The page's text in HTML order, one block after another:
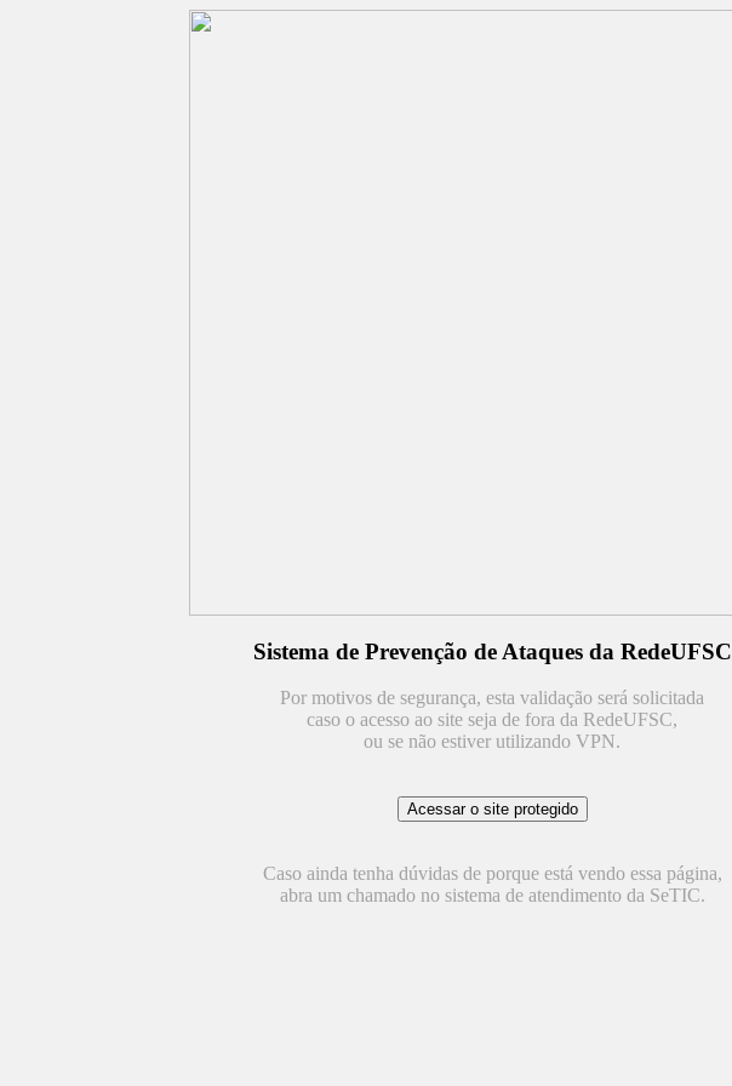
Sistema de Prevenção de Ataques da RedeUFSC
Por motivos de segurança, esta validação será solicitada
caso o acesso ao site seja de fora da RedeUFSC,
ou se não estiver utilizando VPN.
Caso ainda tenha dúvidas de porque está vendo essa página,
abra um chamado no sistema de atendimento da SeTIC.